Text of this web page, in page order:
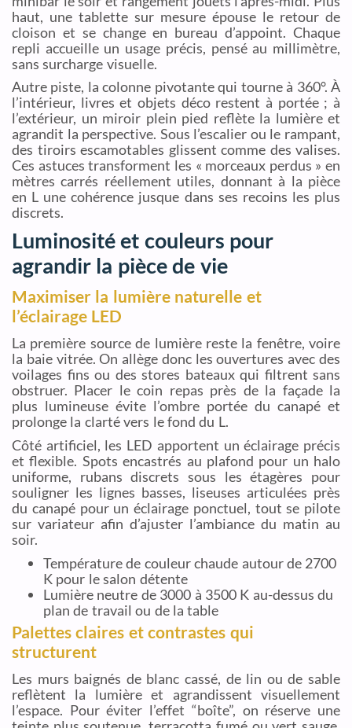
haut, une tablette sur mesure épouse le retour de
cloison et se change en bureau d’appoint. Chaque
repli accueille un usage précis, pensé au millimètre,
sans surcharge visuelle.
Autre piste, la colonne pivotante qui tourne à 360°. À
l’intérieur, livres et objets déco restent à portée ; à
l’extérieur, un miroir plein pied reflète la lumière et
agrandit la perspective. Sous l’escalier ou le rampant,
des tiroirs escamotables glissent comme des valises.
Ces astuces transforment les « morceaux perdus » en
mètres carrés réellement utiles, donnant à la pièce
en L une cohérence jusque dans ses recoins les plus
discrets.
Luminosité et couleurs pour
agrandir la pièce de vie
Maximiser la lumière naturelle et
l’éclairage LED
La première source de lumière reste la fenêtre, voire
la baie vitrée. On allège donc les ouvertures avec des
voilages fins ou des stores bateaux qui filtrent sans
obstruer. Placer le coin repas près de la façade la
plus lumineuse évite l’ombre portée du canapé et
prolonge la clarté vers le fond du L.
Côté artificiel, les LED apportent un éclairage précis
et flexible. Spots encastrés au plafond pour un halo
uniforme, rubans discrets sous les étagères pour
souligner les lignes basses, liseuses articulées près
du canapé pour un éclairage ponctuel, tout se pilote
sur variateur afin d’ajuster l’ambiance du matin au
soir.
Température de couleur chaude autour de 2700
K pour le salon détente
Lumière neutre de 3000 à 3500 K au-dessus du
plan de travail ou de la table
Palettes claires et contrastes qui
structurent
Les murs baignés de blanc cassé, de lin ou de sable
reflètent la lumière et agrandissent visuellement
l’espace. Pour éviter l’effet “boîte”, on réserve une